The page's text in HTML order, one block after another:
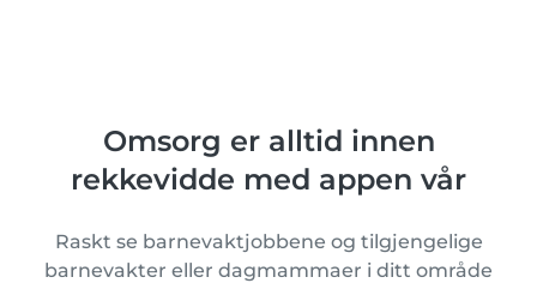
Omsorg er alltid innen
rekkevidde med appen vår
Raskt se barnevaktjobbene og tilgjengelige
barnevakter eller dagmammaer i ditt område